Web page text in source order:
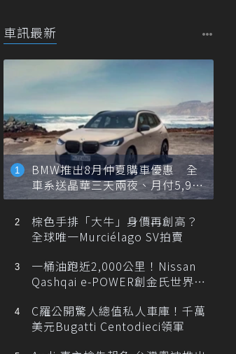
車訊最新
BMW推出8月仲夏購車優惠 全
車系送晶華三天兩夜、月付5,900
元起
棕色手排「大牛」身價再創高？
全球唯一Murciélago SV拍賣
一桶油跑近2,000公里！Nissan
Qashqai e-POWER創金氏世界紀
C羅公開驚人總值私人車庫！千萬
美元Bugatti Centodieci領軍